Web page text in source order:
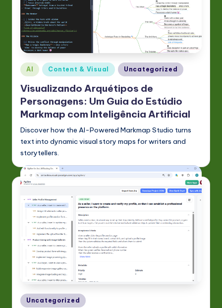
Posted
in
AI Content & Visual Uncategorized
Visualizando Arquétipos de
Personagens: Um Guia do Estúdio
Markmap com Inteligência Artificial
Discover how the AI-Powered Markmap Studio turns
text into dynamic visual story maps for writers and
storytellers.
Posted
Uncategorized